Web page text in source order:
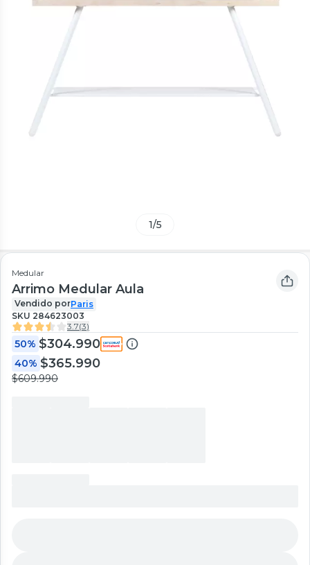
1/5
Medular
Arrimo Medular Aula
Vendido porParis
SKU 284623003
3.7(3)
50% $304.990
40% $365.990
$609.990